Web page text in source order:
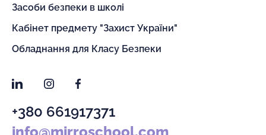
Засоби безпеки в школі
Кабінет предмету "Захист України"
Обладнання для Класу Безпеки
LinkedInInstagramFacebook
+380 661917371